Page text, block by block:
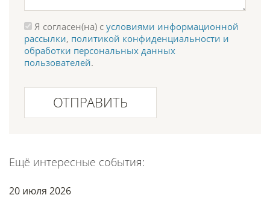
Я согласен(на) с условиями информационной
рассылки, политикой конфиденциальности и
обработки персональных данных
пользователей.
ОТПРАВИТЬ
Ещё интересные события:
20 июля 2026